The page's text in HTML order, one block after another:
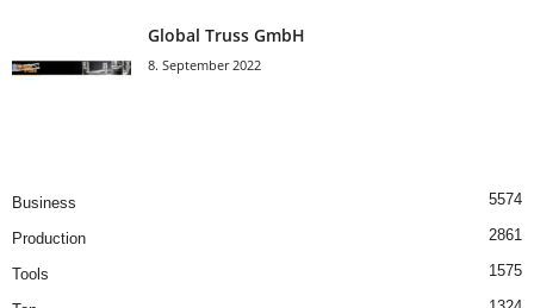
Global Truss GmbH
8. September 2022
Business 5574
Production 2861
Tools 1575